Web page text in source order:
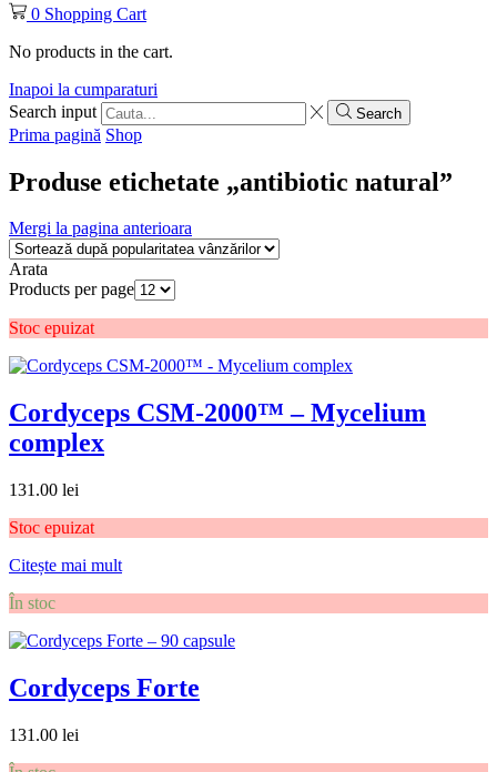
0 Shopping Cart
No products in the cart.
Inapoi la cumparaturi
Search input
Search
Prima pagină Shop
Produse etichetate „antibiotic natural”
Mergi la pagina anterioara
Arata
Products per page
Stoc epuizat
Cordyceps CSM-2000™ – Mycelium
complex
131.00 lei
Stoc epuizat
Citește mai mult
În stoc
Cordyceps Forte
131.00 lei